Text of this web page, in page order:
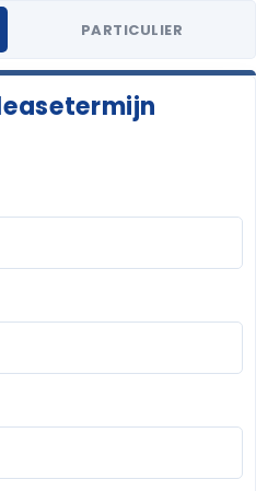
PARTICULIER